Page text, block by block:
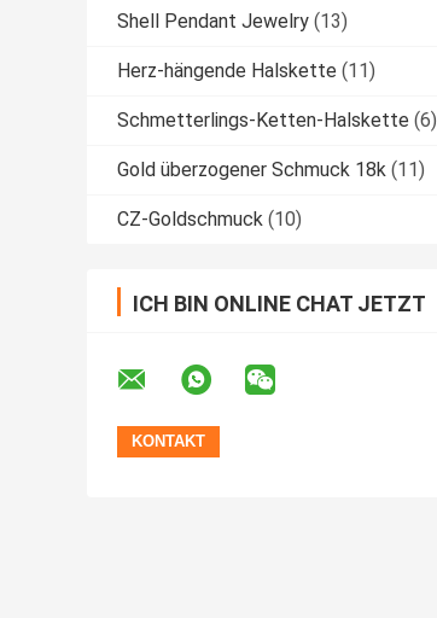
Shell Pendant Jewelry (13)
Herz-hängende Halskette (11)
Schmetterlings-Ketten-Halskette (6)
Gold überzogener Schmuck 18k (11)
CZ-Goldschmuck (10)
ICH BIN ONLINE CHAT JETZT